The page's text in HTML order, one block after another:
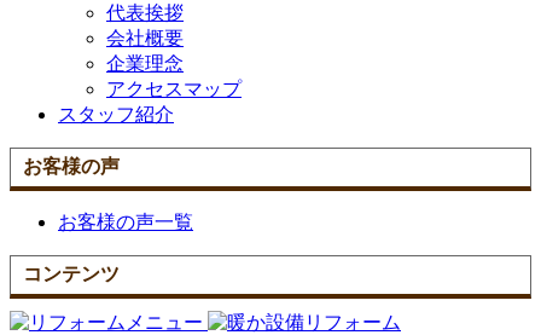
代表挨拶
会社概要
企業理念
アクセスマップ
スタッフ紹介
お客様の声
お客様の声一覧
コンテンツ